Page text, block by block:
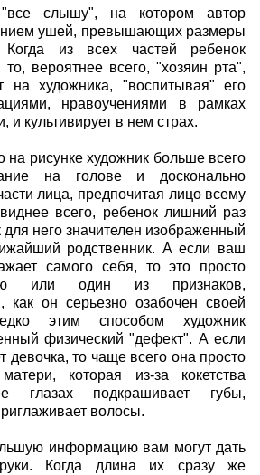
"все слышу", на котором автор
ушей, превышающих размеры
из всех частей ребенок
вероятнее всего, "хозяин рта",
на художника, "воспитывая" его
нравоучениями в рамках
и культивирует в нем страх.
на рисунке художник больше всего
на голове и досконально
лица, предпочитая лицо всему
всего, ребенок лишний раз
для него значителен изображенный
родственник. А если ваш
самого себя, то это просто
или один из признаков,
как он серьезно озабочен своей
этим способом художник
физический "дефект". А если
девочка, то чаще всего она просто
которая из-за кокетства
глазах подкрашивает губы,
волосы.
информацию вам могут дать
Когда длина их сразу же